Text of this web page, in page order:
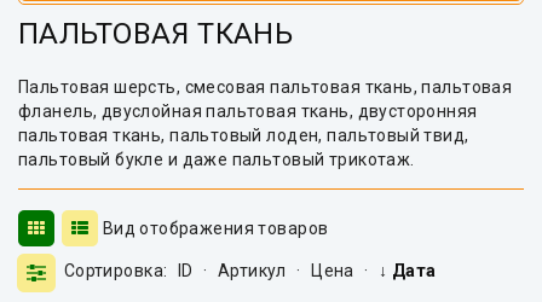
ПАЛЬТОВАЯ ТКАНЬ
Пальтовая шерсть, смесовая пальтовая ткань, пальтовая
фланель, двуслойная пальтовая ткань, двусторонняя
пальтовая ткань, пальтовый лоден, пальтовый твид,
пальтовый букле и даже пальтовый трикотаж.
Вид отображения товаров
Сортировка: ID · Артикул · Цена · ↓ Дата